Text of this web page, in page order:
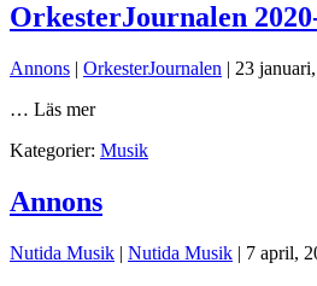
OrkesterJournalen
Annons | OrkesterJournalen | 23
… Läs mer
Kategorier: Musik
Annons
Nutida Musik | Nutida Musik | 7 april,